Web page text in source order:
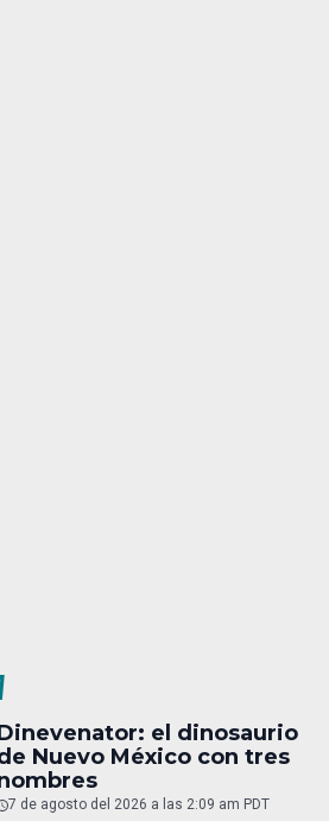
el dinosaurio
Nuevo México con tres
7 de agosto del 2026 a las 2:09 am PDT